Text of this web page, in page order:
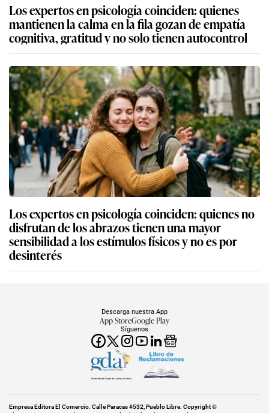
Los expertos en psicología coinciden: quienes
mantienen la calma en la fila gozan de empatía
cognitiva, gratitud y no solo tienen autocontrol
Los expertos en psicología coinciden: quienes no
disfrutan de los abrazos tienen una mayor
sensibilidad a los estímulos físicos y no es por
desinterés
Síguenos
Descarga nuestra App
App StoreGoogle Play
Miembro del Grupo de Diarios América
Empresa Editora El Comercio. Calle Paracas #532, Pueblo Libre. Copyright ©